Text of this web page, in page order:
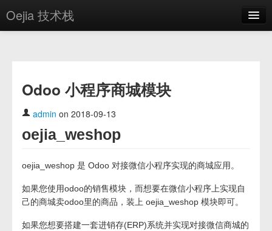
Oejia 技术栈
方案
OE学院
分享
编辑器
Odoo 小程序商城模块
admin on 2018-09-13
oejia_weshop
oejia_weshop 是 Odoo 对接微信小程序实现的商城应用。
如果您使用odoo的销售模块，而想要在微信小程序上实现自
己的商城卖odoo里的商品，装上 oejia_weshop 模块即可。
如果您想要搭建一套进销存(ERP)系统并实现对接微信商城的